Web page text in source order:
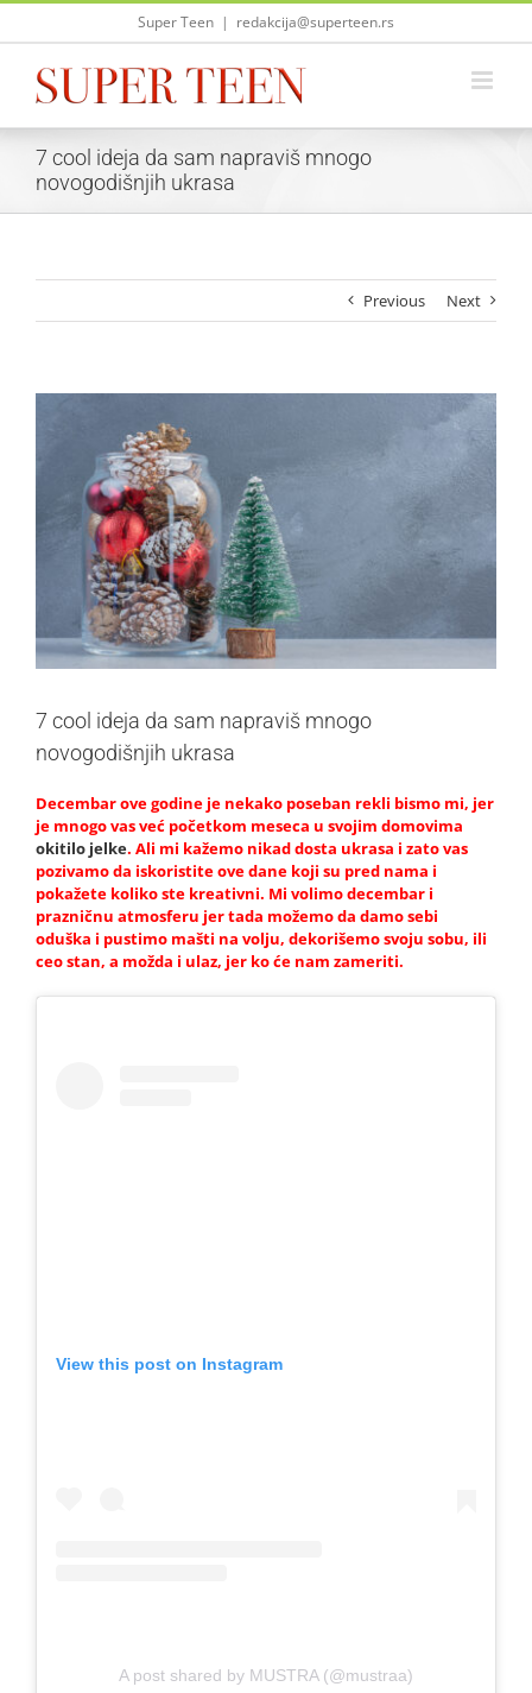
Skip
Super Teen | redakcija@superteen.rs
7 cool ideja da sam napraviš mnogo
novogodišnjih ukrasa
Previous Next
7 cool ideja da sam napraviš mnogo
novogodišnjih ukrasa
Decembar ove godine je nekako poseban rekli bismo mi, jer
je mnogo vas već početkom meseca u svojim domovima
okitilo jelke. Ali mi kažemo nikad dosta ukrasa i zato vas
pozivamo da iskoristite ove dane koji su pred nama i
pokažete koliko ste kreativni. Mi volimo decembar i
prazničnu atmosferu jer tada možemo da damo sebi
oduška i pustimo mašti na volju, dekorišemo svoju sobu, ili
ceo stan, a možda i ulaz, jer ko će nam zameriti.
View this post on Instagram
A post shared by MUSTRA (@mustraa)